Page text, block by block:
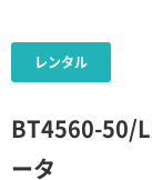
BT4560-50/
ータ